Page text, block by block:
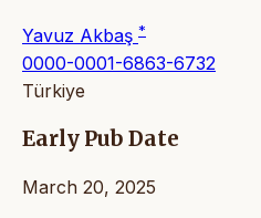
Yavuz Akbaş *
0000-0001-6863-6732
Türkiye
Early Pub Date
March 20, 2025